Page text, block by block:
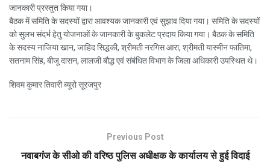
जानकारी प्रस्तुत किया गया।
बैठक में समिति के सदस्यों द्वारा आवश्यक जानकारी एवं सुझाव दिया गया। समिति के सदस्यों
को सुलभ संदर्भ हेतु योजनाओं के जानकारी के बुकलेट प्रदाय किया गया। बैठक के समिति
के सदस्य नाजिया खान, जाहिद सिद्धकी, श्रीमती नरगिस आरा, श्रीमती यास्मीन फातिमा,
सतनाम सिंह, बीजू दासन, लालजी बौद्ध एवं संबंधित विभाग के जिला अधिकारी उपस्थित थे।
शिवम कुमार तिवारी ब्यूरो सूरजपुर
Previous Post
नवाबगंज के सीओ की वरिष्ठ पुलिस अधीक्षक के कार्यालय से हुई विदाई